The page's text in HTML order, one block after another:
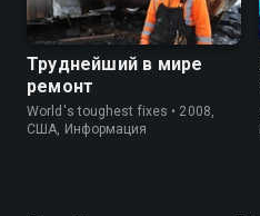
Труднейший в мире
ремонт
World's toughest fixes • 2008,
США, Информация